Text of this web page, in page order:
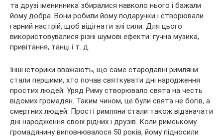
та друзі іменинника збиралися навколо нього і бажали
йому добра. Вони робили йому подарунки і створювали
гарний настрій, щоб відігнати злі сили. Для цього
використовувалися різні шумові ефекти: гучна музика,
привітання, танці і т. д.
Інші історики вважають, що саме стародавні римляни
стали першими, хто почав святкувати дні народження
простих людей. Уряд Риму створювало свята на честь
відомих громадян. Таким чином, це були свята не богів, а
смертних людей. Прості римляни стали також відзначати
дні народження своїх рідних і друзів. Коли римському
громадянину виповнювалося 50 років, йому підносили